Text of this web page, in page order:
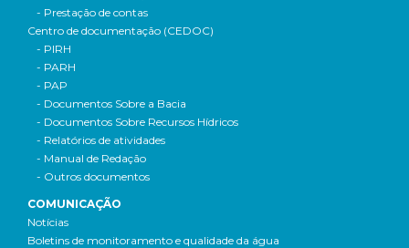
- Prestação de contas
Centro de documentação (CEDOC)
- PIRH
- PARH
- PAP
- Documentos Sobre a Bacia
- Documentos Sobre Recursos Hídricos
- Relatórios de atividades
- Manual de Redação
- Outros documentos
COMUNICAÇÃO
Notícias
Boletins de monitoramento e qualidade da água